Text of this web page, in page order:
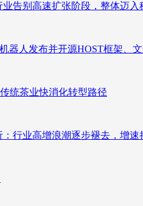
告别高速扩张阶段，整体迈入
器人发布并开源HOST框架、
统茶业快消化转型路径
行业高增浪潮逐步褪去，增